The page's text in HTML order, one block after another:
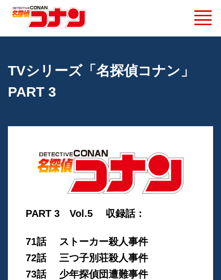
TVシリーズ「名探偵コナン」
PART 3
PART 3 Vol.5 収録話：
71話 ストーカー殺人事件
72話 三つ子別荘殺人事件
73話 少年探偵団遭難事件